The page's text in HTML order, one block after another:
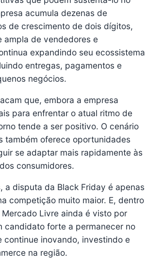
acumula dezenas de
de crescimento de dois dígitos,
ampla de vendedores e
expandindo seu ecossistema
entregas, pagamentos e
negócios.
que, embora a empresa
para enfrentar o atual ritmo de
tende a ser positivo. O cenário
também oferece oportunidades
se adaptar mais rapidamente às
consumidores.
a disputa da Black Friday é apenas
competição muito maior. E, dentro
Livre ainda é visto por
candidato forte a permanecer no
inovando, investindo e
na região.